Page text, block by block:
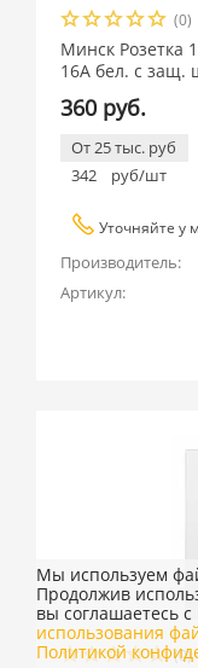
(0)
Минск Розетка
16А бел. с защ.
360 руб.
От 25 тыс. руб
342
руб/шт
Уточняйте у
Производитель:
Артикул:
(0)
Мы используем
Продолжив
вы соглашаетесь с
использования
Политикой